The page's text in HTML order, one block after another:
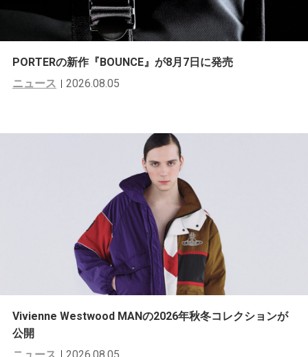
PORTERの新作『BOUNCE』が8月7日に発売
ニュース
2026.08.05
Vivienne Westwood MANの2026年秋冬コレクションが
公開